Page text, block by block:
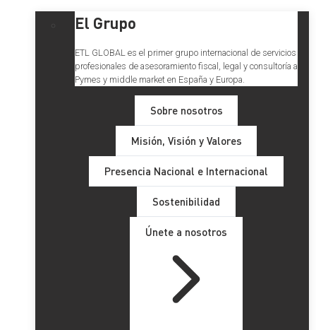
El Grupo
ETL GLOBAL es el primer grupo internacional de servicios
profesionales de asesoramiento fiscal, legal y consultoría a
Pymes y middle market en España y Europa.
Sobre nosotros
Misión, Visión y Valores
Presencia Nacional e Internacional
Sostenibilidad
Únete a nosotros